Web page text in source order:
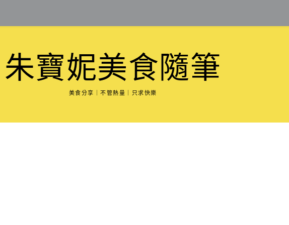
朱寶妮美食隨筆
美食分享｜不管熱量｜只求快樂